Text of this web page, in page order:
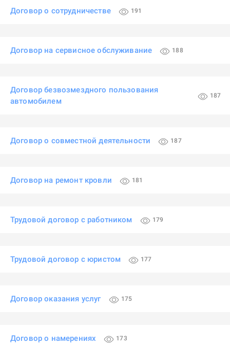
Договор о сотрудничестве 191
Договор на сервисное обслуживание 188
Договор безвозмездного пользования
автомобилем
187
Договор о совместной деятельности 187
Договор на ремонт кровли 181
Трудовой договор с работником 179
Трудовой договор с юристом 177
Договор оказания услуг 175
Договор о намерениях 173